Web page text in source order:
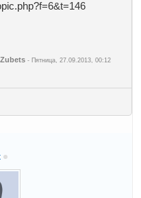
Zubets - Пятница, 27.09.2013, 00:12